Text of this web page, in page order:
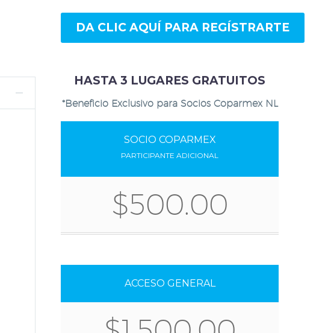
DA CLIC AQUÍ PARA REGÍSTRARTE
HASTA 3 LUGARES GRATUITOS
*Beneficio Exclusivo para Socios Coparmex NL
SOCIO COPARMEX
PARTICIPANTE ADICIONAL
$500.00
ACCESO GENERAL